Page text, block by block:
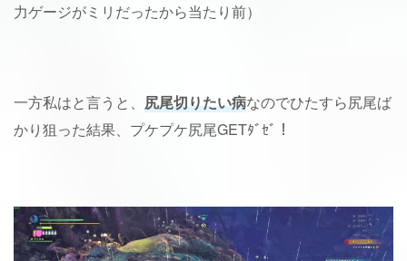
力ゲージがミリだったから当たり前）
一方私はと言うと、 尻尾切りたい病なのでひたすら尻尾ば
かり狙った結果、プケプケ尻尾GETﾀﾞｾﾞ！